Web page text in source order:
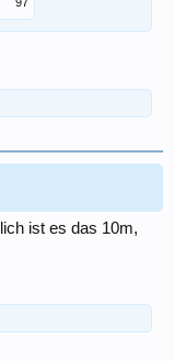
ist es das 10m,